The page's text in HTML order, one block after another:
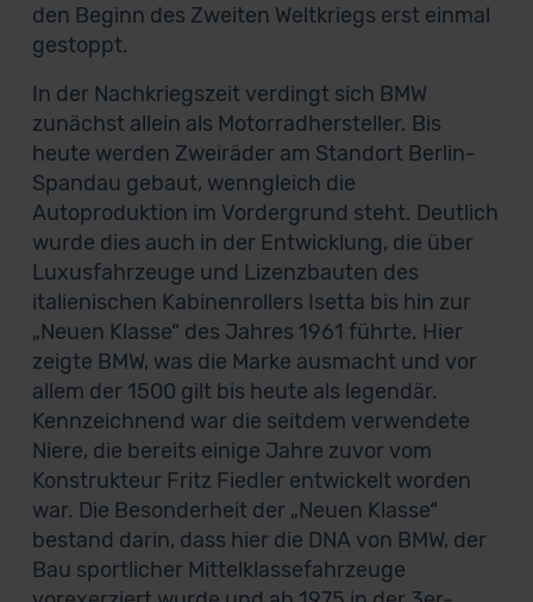
den Beginn des Zweiten Weltkriegs erst einmal
gestoppt.
In der Nachkriegszeit verdingt sich BMW
zunächst allein als Motorradhersteller. Bis
heute werden Zweiräder am Standort Berlin-
Spandau gebaut, wenngleich die
Autoproduktion im Vordergrund steht. Deutlich
wurde dies auch in der Entwicklung, die über
Luxusfahrzeuge und Lizenzbauten des
italienischen Kabinenrollers Isetta bis hin zur
„Neuen Klasse“ des Jahres 1961 führte. Hier
zeigte BMW, was die Marke ausmacht und vor
allem der 1500 gilt bis heute als legendär.
Kennzeichnend war die seitdem verwendete
Niere, die bereits einige Jahre zuvor vom
Konstrukteur Fritz Fiedler entwickelt worden
war. Die Besonderheit der „Neuen Klasse“
bestand darin, dass hier die DNA von BMW, der
Bau sportlicher Mittelklassefahrzeuge